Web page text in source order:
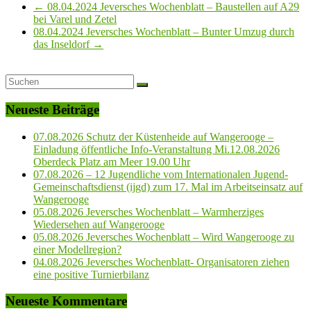
← 08.04.2024 Jeversches Wochenblatt – Baustellen auf A29
bei Varel und Zetel
08.04.2024 Jeversches Wochenblatt – Bunter Umzug durch
das Inseldorf →
Neueste Beiträge
07.08.2026 Schutz der Küstenheide auf Wangerooge –
Einladung öffentliche Info-Veranstaltung Mi.12.08.2026
Oberdeck Platz am Meer 19.00 Uhr
07.08.2026 – 12 Jugendliche vom Internationalen Jugend-
Gemeinschaftsdienst (ijgd) zum 17. Mal im Arbeitseinsatz auf
Wangerooge
05.08.2026 Jeversches Wochenblatt – Warmherziges
Wiedersehen auf Wangerooge
05.08.2026 Jeversches Wochenblatt – Wird Wangerooge zu
einer Modellregion?
04.08.2026 Jeversches Wochenblatt- Organisatoren ziehen
eine positive Turnierbilanz
Neueste Kommentare